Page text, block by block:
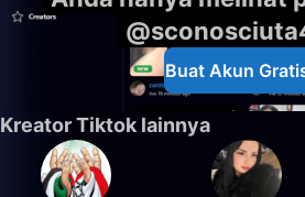
Buat Akun
Kreator Tiktok lainnya